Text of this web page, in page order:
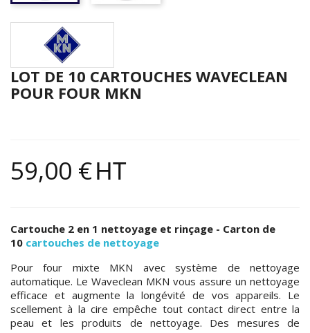
LOT DE 10 CARTOUCHES WAVECLEAN
POUR FOUR MKN
59,00 €HT
Cartouche 2 en 1 nettoyage et rinçage - Carton de
10 cartouches de nettoyage
Pour four mixte MKN avec système de nettoyage
automatique. Le Waveclean MKN vous assure un nettoyage
efficace et augmente la longévité de vos appareils. Le
scellement à la cire empêche tout contact direct entre la
peau et les produits de nettoyage. Des mesures de